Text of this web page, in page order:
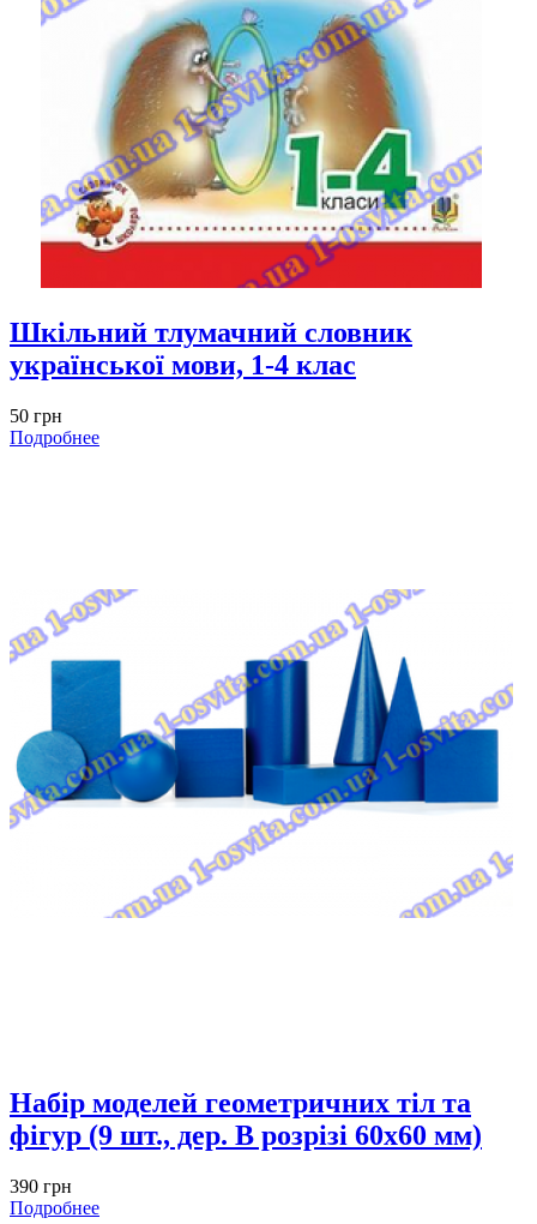
Шкільний тлумачний словник
української мови, 1-4 клас
50 грн
Подробнее
Набір моделей геометричних тіл та
фігур (9 шт., дер. В розрізі 60х60 мм)
390 грн
Подробнее